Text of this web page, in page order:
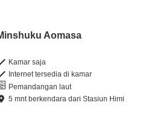
Aomasa
Kamar saja
Internet tersedia di kamar
Pemandangan laut
5 mnt berkendara dariStasiun Himi